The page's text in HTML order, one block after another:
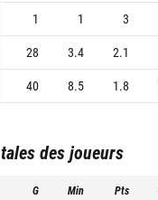
1 1 3
28 3.4 2.1
40 8.5 1.8
des joueurs
G Min Pts